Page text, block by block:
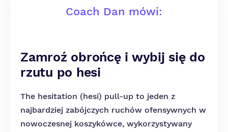
Coach Dan mówi:
Zamroź obrońcę i wybij się do
rzutu po hesi
The hesitation (hesi) pull-up to jeden z
najbardziej zabójczych ruchów ofensywnych w
nowoczesnej koszykówce, wykorzystywany